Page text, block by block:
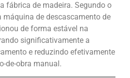
fábrica de madeira. Segundo o
máquina de descascamento de
de forma estável na
significativamente a
e reduzindo efetivamente
de-obra manual.